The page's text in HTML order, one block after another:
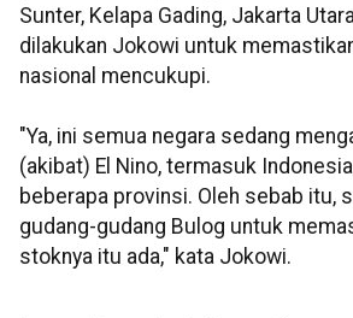
Sunter, Kelapa Gading, Jakarta
dilakukan Jokowi untuk
nasional mencukupi.
"Ya, ini semua negara sedang
(akibat) El Nino, termasuk
beberapa provinsi. Oleh sebab itu,
gudang-gudang Bulog untuk
stoknya itu ada," kata Jokowi.